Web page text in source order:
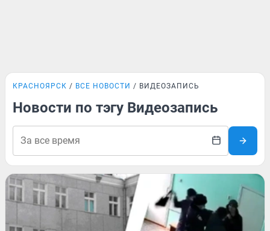
КРАСНОЯРСК ВСЕ НОВОСТИ ВИДЕОЗАПИСЬ
Новости по тэгу Видеозапись